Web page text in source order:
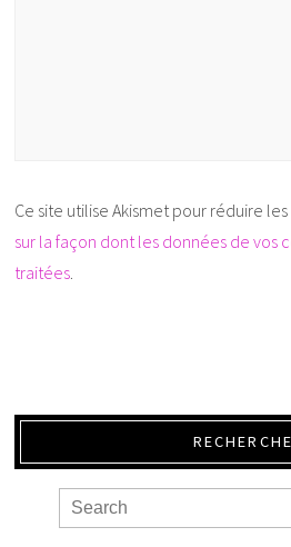
Ce site utilise Akismet pour réduire
sur la façon dont les données de vos
traitées.